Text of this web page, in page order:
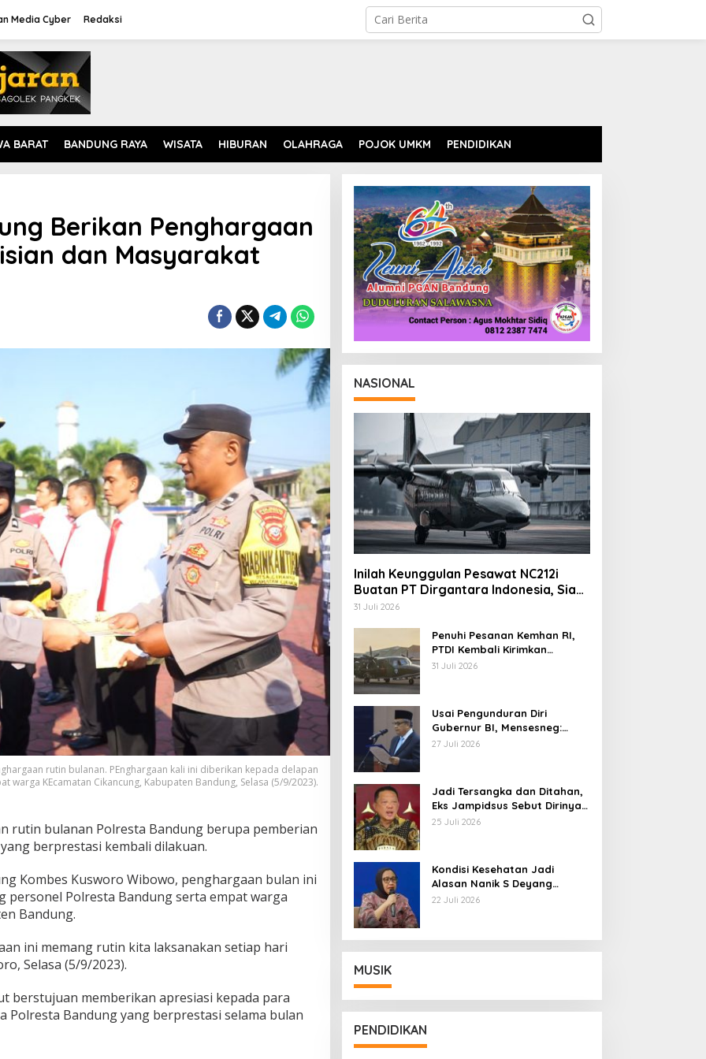
Media Cyber Redaksi
BARAT BANDUNG RAYA WISATA HIBURAN OLAHRAGA POJOK UMKM PENDIDIKAN
Berikan Penghargaan
dan Masyarakat
rutin bulanan. PEnghargaan kali ini diberikan kepada delapan
warga KEcamatan Cikancung, Kabupaten Bandung, Selasa (5/9/2023).
rutin bulanan Polresta Bandung berupa pemberian
berprestasi kembali dilakuan.
Kombes Kusworo Wibowo, penghargaan bulan ini
personel Polresta Bandung serta empat warga
Bandung.
ini memang rutin kita laksanakan setiap hari
Selasa (5/9/2023).
berstujuan memberikan apresiasi kepada para
Polresta Bandung yang berprestasi selama bulan
NASIONAL
Inilah Keunggulan Pesawat NC212i
Buatan PT Dirgantara Indonesia, Siap
Dukung Berbagai Operasi TNI
31 Juli 2026
Penuhi Pesanan Kemhan RI,
PTDI Kembali Kirimkan
Pesawat NC212i ke Pangkalan
31 Juli 2026
Usai Pengunduran Diri
Gubernur BI, Mensesneg:
Segera Terbit Keppres
27 Juli 2026
Jadi Tersangka dan Ditahan,
Eks Jampidsus Sebut Dirinya
Korban Kriminalisasi
25 Juli 2026
Kondisi Kesehatan Jadi
Alasan Nanik S Deyang
Mundur dari BGN, Prabowo
22 Juli 2026
MUSIK
PENDIDIKAN